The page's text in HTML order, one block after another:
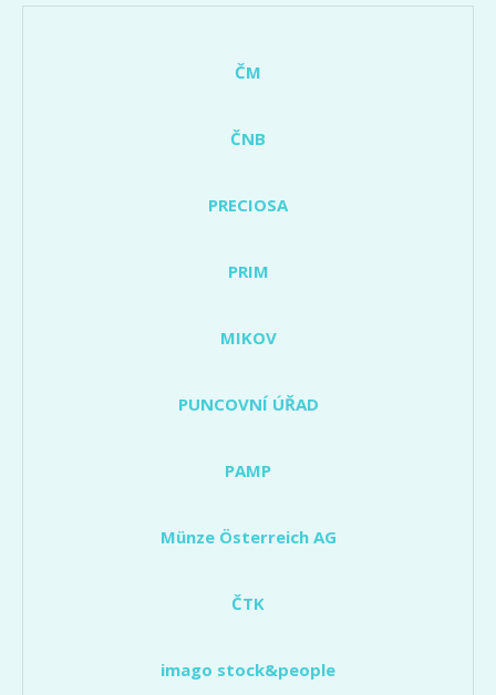
ČM
ČNB
PRECIOSA
PRIM
MIKOV
PUNCOVNÍ ÚŘAD
PAMP
Münze Österreich AG
ČTK
imago stock&people